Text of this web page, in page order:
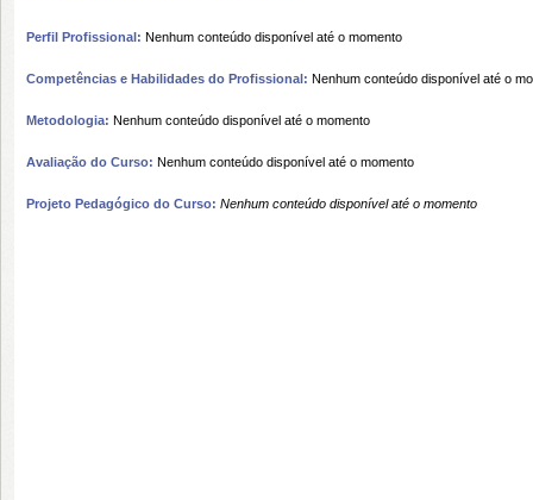
Perfil Profissional: Nenhum conteúdo disponível até o momento
Competências e Habilidades do Profissional: Nenhum conteúdo disponível até o
Metodologia: Nenhum conteúdo disponível até o momento
Avaliação do Curso: Nenhum conteúdo disponível até o momento
Projeto Pedagógico do Curso: Nenhum conteúdo disponível até o momento